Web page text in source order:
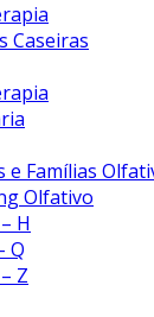
Caseiras
e Famílias
Olfativo
H
Q
Z